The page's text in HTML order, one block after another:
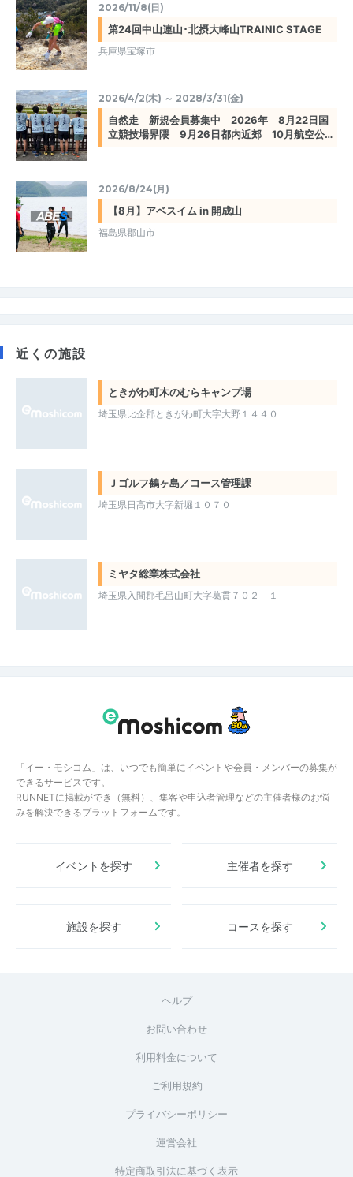
2026/11/8(日)
第24回中山連山･北摂大峰山TRAINIC STAGE
兵庫県宝塚市
2026/4/2(木) ～ 2028/3/31(金)
自然走 新規会員募集中 2026年 8月22日国
立競技場界隈 9月26日都内近郊 10月航空公…
2026/8/24(月)
【8月】アベスイム in 開成山
福島県郡山市
近くの施設
ときがわ町木のむらキャンプ場
埼玉県比企郡ときがわ町大字大野１４４０
Ｊゴルフ鶴ヶ島／コース管理課
埼玉県日高市大字新堀１０７０
ミヤタ総業株式会社
埼玉県入間郡毛呂山町大字葛貫７０２－１
「イー・モシコム」は、いつでも簡単にイベントや会員・メンバーの募集が
できるサービスです。
RUNNETに掲載ができ（無料）、集客や申込者管理などの主催者様のお悩
みを解決できるプラットフォームです。
イベントを探す 主催者を探す
施設を探す コースを探す
ヘルプ
お問い合わせ
利用料金について
ご利用規約
プライバシーポリシー
運営会社
特定商取引法に基づく表示